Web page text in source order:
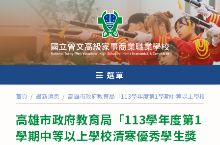
內
選單
首頁 / 最新消息 / 高雄市政府教育局「113學年度第1學期中等以上學校清寒
高雄市政府教育局「113學年度第1
學期中等以上學校清寒優秀學生獎